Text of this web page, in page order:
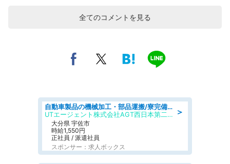
全てのコメントを見る
＞
自動車製品の機械加工・部品運搬/寮完備/日払い/工場・製造
UTエージェント株式会社AGT西日本第二CU
大分県 宇佐市
時給1,550円
正社員 / 派遣社員
スポンサー：求人ボックス